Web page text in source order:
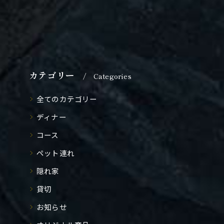
カテゴリー Categories
全てのカテゴリー
ディナー
コース
ペット連れ
隠れ家
貸切
お知らせ